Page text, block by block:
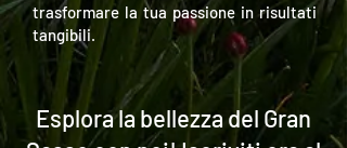
trasformare la tua passione in risultati
tangibili.
Esplora la bellezza del Gran